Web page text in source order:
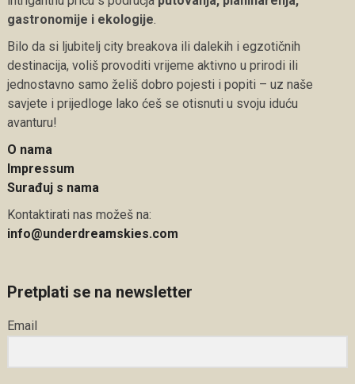
gastronomije i ekologije
Bilo da si ljubitelj city breakova ili dalekih i egzotičnih
destinacija, voliš provoditi vrijeme aktivno u prirodi ili
jednostavno samo želiš dobro pojesti i popiti – uz naše
savjete i prijedloge lako ćeš se otisnuti u svoju iduću
avanturu!
O nama
Impressum
Surađuj s nama
Kontaktirati nas možeš na:
info@underdreamskies.com
Pretplati se na newsletter
Email